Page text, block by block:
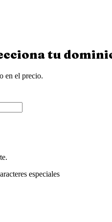
tu
en el precio.
especiales